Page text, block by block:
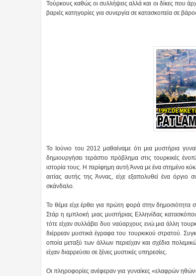
Τούρκους καθώς οι συλλήψεις αλλά και οι δίκες που
βαριές κατηγορίες για συνεργία σε κατασκοπεία σε
Το Ιούνιο του 2012 μαθαίναμε ότι μια μυστήρια
δημιουργήσει τεράστιο πρόβλημα στις τουρκικές
ιστορία τους. Η περίφημη αυτή Άννα με ένα στημένο
αιτίας αυτής της Άννας, είχε εξαπολυθεί ένα
σκάνδαλο.
Το θέμα είχε έρθει για πρώτη φορά στην
Στάρ η εμπλοκή μιας μυστήριας Ελληνίδας
τότε είχαν συλλάβει δυο ναύαρχους ενώ μια άλλη
διέρρεαν μυστικά έγραφα του τουρκικού στρατού.
οποία μεταξύ των άλλων περιείχαν και σχέδια
είχαν διαρρεύσει σε ξένες μυστικές υπηρεσίες.
Οι πληροφορίες ανέφεραν για γυναίκες «ελαφρών